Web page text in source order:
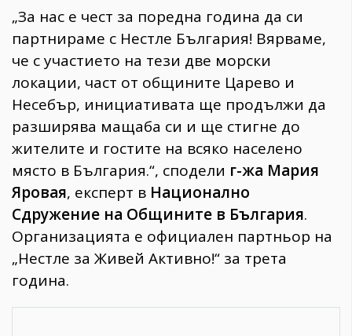
„За нас е чест за поредна година да си
партнираме с Нестле България! Вярваме,
че с участието на тези две морски
локации, част от общините Царево и
Несебър, инициативата ще продължи да
разширява мащаба си и ще стигне до
жителите и гостите на всяко населено
място в България.“, сподели г-жа Мария
Яровая, експерт в Национално
Сдружение на Общините в България.
Организацията е официален партньор на
„Нестле за Живей Активно!“ за трета
година.